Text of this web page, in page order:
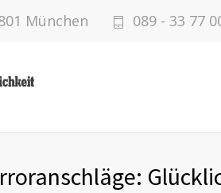
München 089 - 33 77